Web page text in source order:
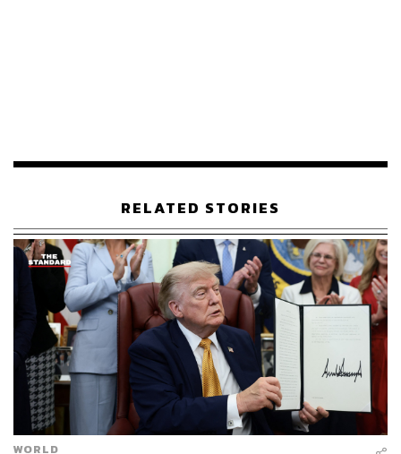
ตัดขาดขั้นตอนการบำรุงรักษา โดยต้องยอมรับว่าในช่วงที่
หนึ่งเช่นกัน แต่แล้วก็พลิกวิกฤตให้เป็นโอกาส หลายบริษัท
ท้องถิ่นในรัสเซียเริ่มคิดค้นวิจัยเอง และในที่สุดก็ผลิตออกมา
ใช้ได้ด้วยตนเอง (หรือเรียกว่า Reverse Engineering) ยิ่งไป
กว่านั้นพื้นที่ของบริษัทต่างชาติที่เคยครองตลาดและมาจาก
ไปแบบนี้ก็เปิดโอกาสให้วิสาหกิจภายในประเทศเข้ามาครอง
พื้นที่แทนและค่อยๆ สร้างตำแหน่งงานใหม่ๆ ให้คนรัสเซีย
ด้วยกันเอง โรงงานอุตสาหกรรมบางแห่งต้องนำเข้าแรงงาน
จากกลุ่มประเทศสหภาพโซเวียตเก่าอย่างอุซเบกิสถานเข้ามา
เติมเต็มกำลังการผลิต
ในประเด็นระหว่างประเทศก็เผ็ดร้อนไม่แพ้กัน เกิดการ
ประท้วงใหญ่เพื่อล้มเลิกผลการเลือกตั้งประธานาธิบดีอเล็ก
RELATED STORIES
WORLD